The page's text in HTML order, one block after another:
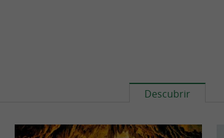
Descubrir